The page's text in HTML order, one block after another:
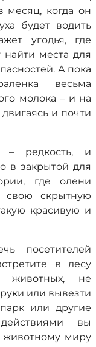
месяц, когда он
будет водить
угодья, где
места для
А пока
весьма
молока – и на
и почти
редкость, и
в закрытой для
где олени
свою скрытную
красивую и
посетителей
в лесу
животных, не
или вывезти
или другие
вы
миру